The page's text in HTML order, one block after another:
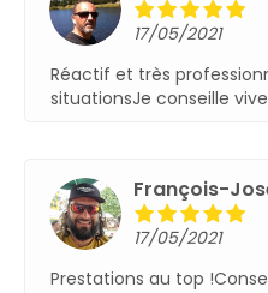
17/05/2021
Réactif et très
situationsJe conseille
François-
17/05/2021
Prestations au top